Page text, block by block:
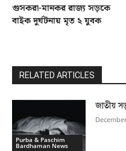
গুসকরা-মানকর রাজ্য সড়কে
বাইক দুর্ঘটনায় মৃত ২ যুবক
RELATED ARTICLES
Purba & Paschim
Bardhaman News
জাতীয়